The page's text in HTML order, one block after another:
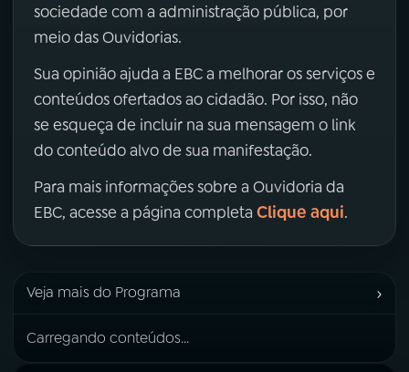
sociedade com a administração pública, por
meio das Ouvidorias.
Sua opinião ajuda a EBC a melhorar os serviços e
conteúdos ofertados ao cidadão. Por isso, não
se esqueça de incluir na sua mensagem o link
do conteúdo alvo de sua manifestação.
Para mais informações sobre a Ouvidoria da
EBC, acesse a página completa Clique aqui.
Veja mais do Programa ›
Carregando conteúdos...